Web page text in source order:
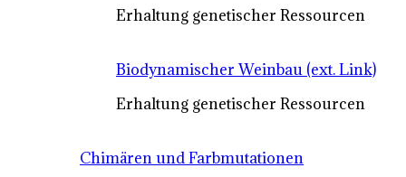
Erhaltung genetischer Ressourcen
Biodynamischer Weinbau (ext. Link)
Erhaltung genetischer Ressourcen
Chimären und Farbmutationen